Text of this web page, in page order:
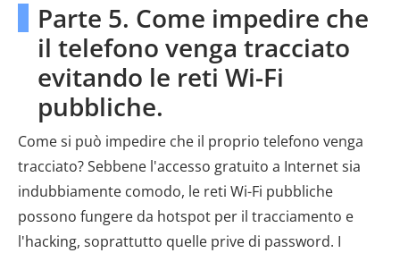
Parte 5. Come impedire che
il telefono venga tracciato
evitando le reti Wi-Fi
pubbliche.
Come si può impedire che il proprio telefono venga
tracciato? Sebbene l'accesso gratuito a Internet sia
indubbiamente comodo, le reti Wi-Fi pubbliche
possono fungere da hotspot per il tracciamento e
l'hacking, soprattutto quelle prive di password. I